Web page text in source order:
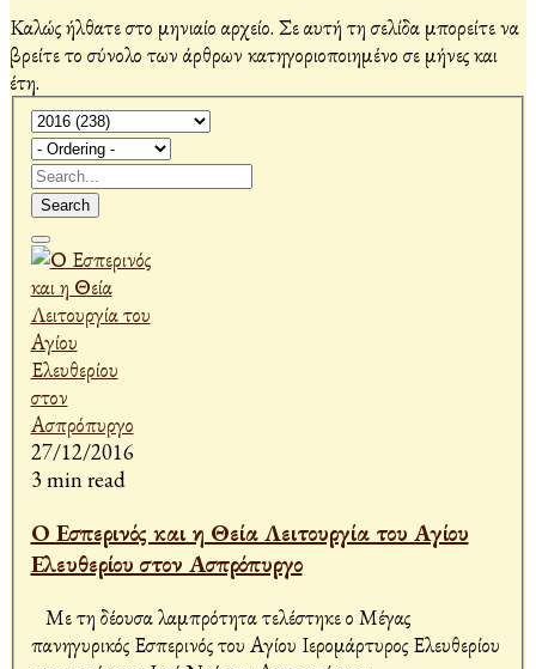
Καλώς ήλθατε στο μηνιαίο αρχείο. Σε αυτή τη σελίδα μπορείτε να
βρείτε το σύνολο των άρθρων κατηγοριοποιημένο σε μήνες και
έτη.
Search
27/12/2016
3 min read
Ο Εσπερινός και η Θεία Λειτουργία του Αγίου
Ελευθερίου στον Ασπρόπυργο
Με τη δέουσα λαμπρότητα τελέστηκε ο Μέγας
πανηγυρικός Εσπερινός του Αγίου Ιερομάρτυρος Ελευθερίου